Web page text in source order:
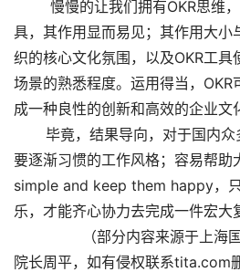
具，其作用显而易见；其作用大小
织的核心文化氛围，以及OKR工具
场景的熟悉程度。运用得当，
成一种良性的创新和高效的企业文
要逐渐习惯的工作风格；容易帮助
simple and keep them happy，
乐，才能齐心协力去完成一件宏大
院长周平，如有侵权联系tita.com